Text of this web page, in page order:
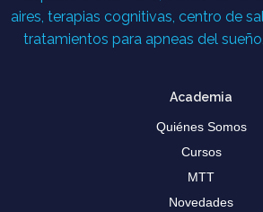
Academia
Quiénes Somos
Cursos
MTT
Novedades